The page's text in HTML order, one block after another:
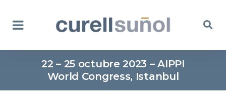
22 – 25 octubre 2023 – AIPPI
World Congress, Istanbul